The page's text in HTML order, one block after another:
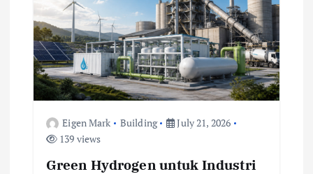
g
a
t
Eigen Mark Building
July 21, 2026
139 views
Green Hydrogen untuk Industri